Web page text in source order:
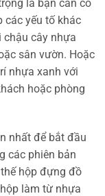
là bạn cần có
các yếu tố khác
chậu cây nhựa
sân vườn. Hoặc
nhựa xanh với
hoặc phòng
nhất để bắt đầu
các phiên bản
hộp đựng đồ
làm từ nhựa